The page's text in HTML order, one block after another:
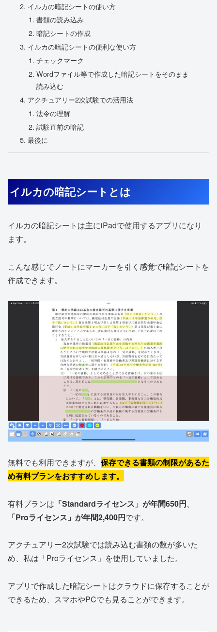
イルカの暗記シートの使い方
書類の読み込み
暗記シートの作成
イルカの暗記シートの便利な使い方
チェックマーク
Wordファイル等で作成した暗記シートをそのまま
読み込む
アクチュアリー2次試験での活用法
法令の理解
試験直前の暗記
最後に
イルカの暗記シートとは
イルカの暗記シートは主にiPadで使用するアプリになり
ます。
こんな感じでノートにマーカーを引く感覚で暗記シートを
作成できます。
無料でも利用できますが、 保存できる書類の制限があるた
め有料プランをおすすめします。
有料プランは 「Standardライセンス」が年間650円
「Proライセンス」が年間2,400円です。
アクチュアリー2次試験では読み込む書類の数が多いた
め、私は「Proライセンス」を使用していました。
アプリで作成した暗記シートはクラウドに保存することが
できるため、スマホやPCでも見ることができます。